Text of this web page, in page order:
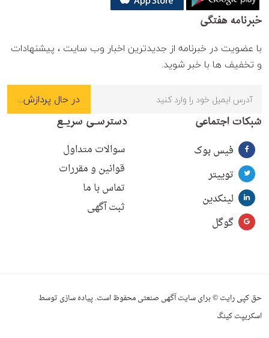
خبرنامه هفتگی
با عضویت در خبرنامه از جدیدترین اخبار وب سایت ، پیشنهادات
و تخفیف ها با خبر شوید.
شبکات اجتماعی
فیس بوک
توییتر
لینکدین
گوگل
دسترسـی سریـع
سوالات متداول
قوانین و مقررات
تماس با ما
ثبت آگهی
حق کپی رایت © برای سایت آگهی صنعتی محفوظ است. پیاده سازی توسط
اسکریپت کینگ